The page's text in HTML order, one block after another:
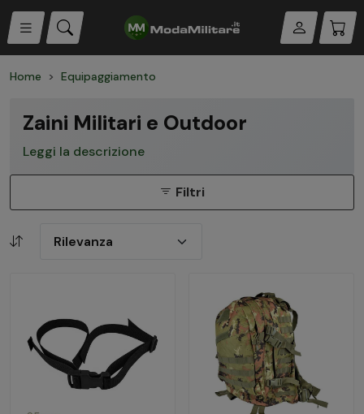
Home Equipaggiamento
Zaini Militari e Outdoor
Leggi la descrizione
Filtri